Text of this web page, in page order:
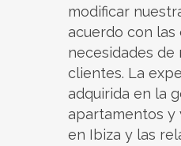
modificar
acuerdo con
necesidades de
clientes. La
adquirida en la
apartamentos y
en Ibiza y las